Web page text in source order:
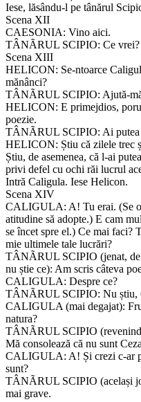
Iese, lăsându-l pe tânărul
Scena XII
CAESONIA: Vino aici.
TÂNÃRUL SCIPIO: Ce vrei?
Scena XIII
HELICON: Se-ntoarce
mănânci?
TÂNÃRUL SCIPIO: Ajută-
HELICON: E primejdios,
poezie.
TÂNÃRUL SCIPIO: Ai putea
HELICON: Știu că zilele trec
Știu, de asemenea, că l-ai
privi defel cu ochi răi lucrul
Intră Caligula. Iese Helicon.
Scena XIV
CALIGULA: A! Tu erai. (Se
atitudine să adopte.) E cam
se încet spre el.) Ce mai faci?
mie ultimele tale lucrări?
TÂNÃRUL SCIPIO (jenat, de
nu știe ce): Am scris câteva
CALIGULA: Despre ce?
TÂNÃRUL SCIPIO: Nu știu,
CALIGULA (mai degajat):
natura?
TÂNÃRUL SCIPIO
Mă consolează că nu sunt
CALIGULA: A! Și crezi c-ar
sunt?
TÂNÃRUL SCIPIO (același
mai grave.